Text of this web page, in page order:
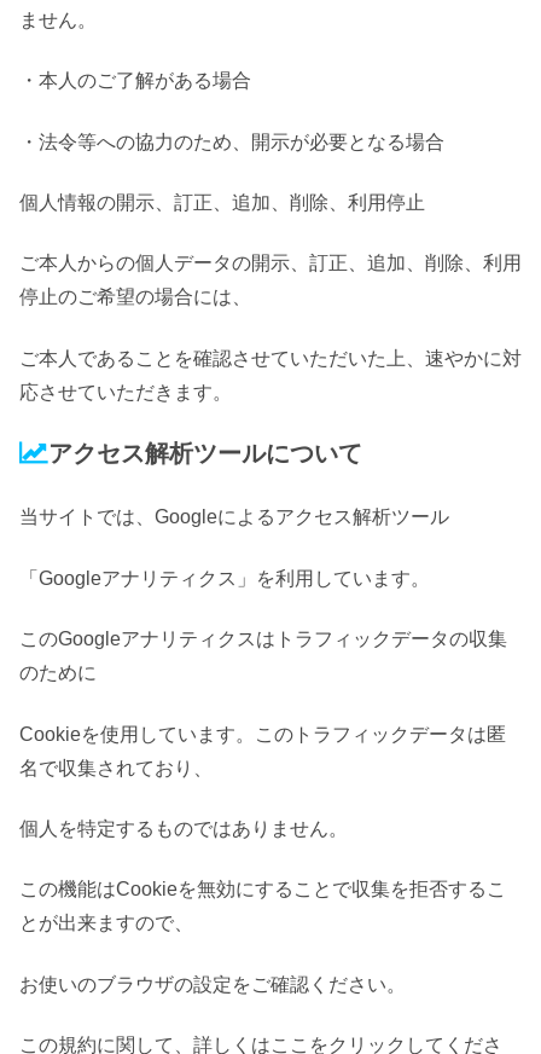
ません。
・本人のご了解がある場合
・法令等への協力のため、開示が必要となる場合
個人情報の開示、訂正、追加、削除、利用停止
ご本人からの個人データの開示、訂正、追加、削除、利用
停止のご希望の場合には、
ご本人であることを確認させていただいた上、速やかに対
応させていただきます。
アクセス解析ツールについて
当サイトでは、Googleによるアクセス解析ツール
「Googleアナリティクス」を利用しています。
このGoogleアナリティクスはトラフィックデータの収集
のために
Cookieを使用しています。このトラフィックデータは匿
名で収集されており、
個人を特定するものではありません。
この機能はCookieを無効にすることで収集を拒否するこ
とが出来ますので、
お使いのブラウザの設定をご確認ください。
この規約に関して、詳しくはここをクリックしてくださ